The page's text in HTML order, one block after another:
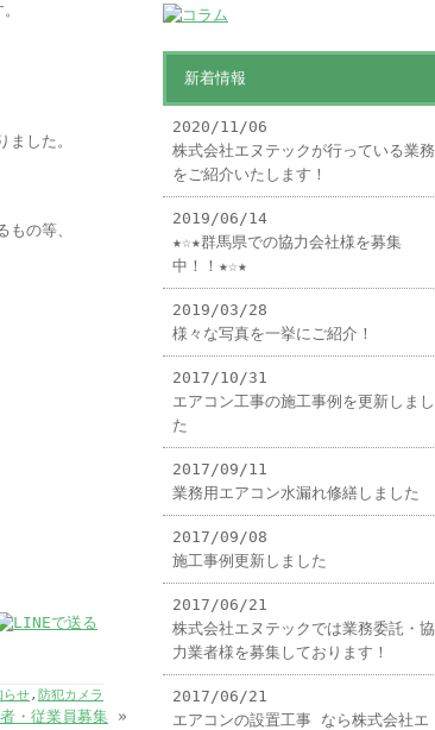
した。
の等、
らせ, 防犯カメラ
・従業員募集 »
新着情報
2020/11/06
株式会社エヌテックが行っている業務
をご紹介いたします！
2019/06/14
★☆★群馬県での協力会社様を募集
中！！★☆★
2019/03/28
様々な写真を一挙にご紹介！
2017/10/31
エアコン工事の施工事例を更新しまし
た
2017/09/11
業務用エアコン水漏れ修繕しました
2017/09/08
施工事例更新しました
2017/06/21
株式会社エヌテックでは業務委託・協
力業者様を募集しております！
2017/06/21
エアコンの設置工事 なら株式会社エ